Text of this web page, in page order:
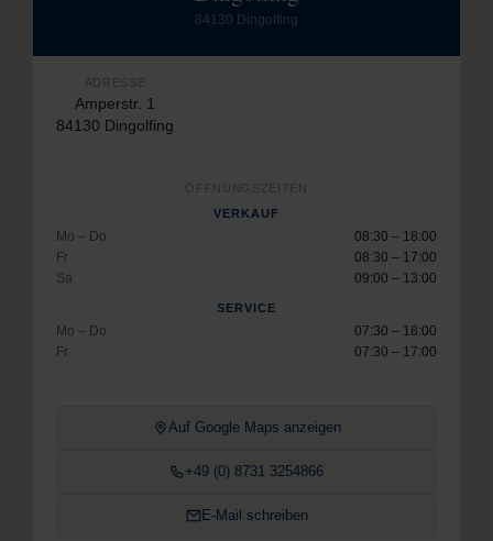
84130 Dingolfing
ADRESSE
Amperstr. 1
84130 Dingolfing
ÖFFNUNGSZEITEN
VERKAUF
Mo – Do
08:30 – 18:00
Fr
08:30 – 17:00
Sa
09:00 – 13:00
SERVICE
Mo – Do
07:30 – 18:00
Fr
07:30 – 17:00
Auf Google Maps anzeigen
+49 (0) 8731 3254866
E-Mail schreiben